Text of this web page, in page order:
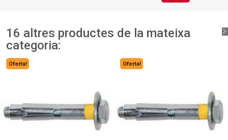
16 altres productes de la mateixa
categoria:
Oferta! Oferta!